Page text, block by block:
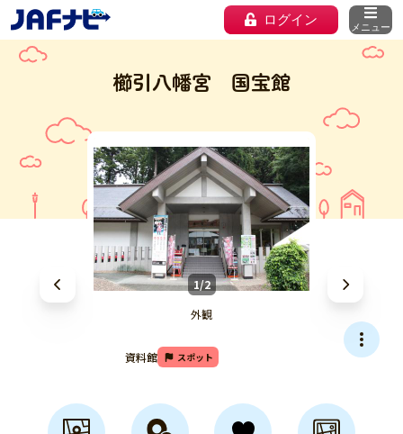
ログイン メニュー
櫛引八幡宮 国宝館
1/2
外観
資料館 スポット